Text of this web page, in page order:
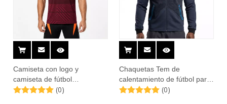
Camiseta con logo y
camiseta de fútbol
estampada para hombre
(0)
Chaquetas Tem de
calentamiento de fútbol para
la Copa Mundial de fútbol
(0)